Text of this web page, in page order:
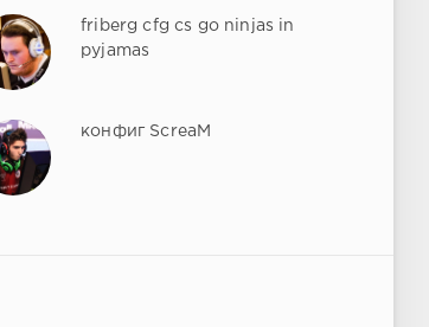
friberg cfg cs go ninjas in
pyjamas
конфиг ScreaM